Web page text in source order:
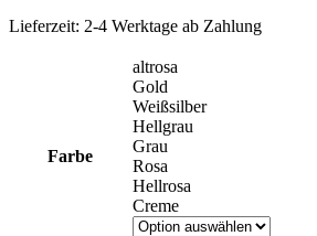
Lieferzeit: 2-4 Werktage ab Zahlung
Farbe
altrosa
Gold
Weißsilber
Hellgrau
Grau
Rosa
Hellrosa
Creme